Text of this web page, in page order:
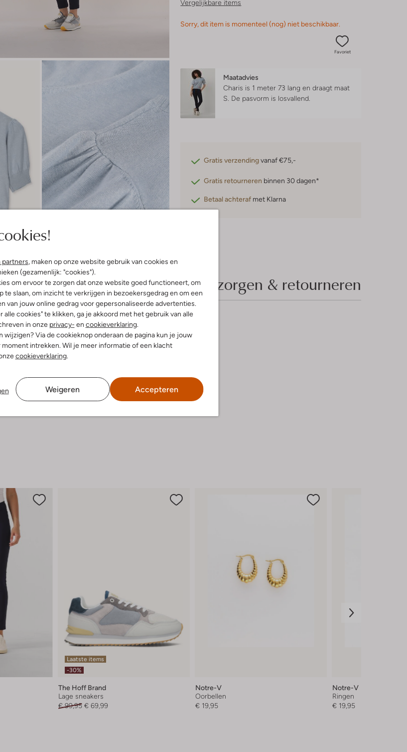
partners, maken op onze website gebruik van cookies en
(gezamenlijk: "cookies").
om ervoor te zorgen dat onze website goed functioneert, om
te slaan, om inzicht te verkrijgen in bezoekersgedrag en om een
van jouw online gedrag voor gepersonaliseerde advertenties.
alle cookies" te klikken, ga je akkoord met het gebruik van alle
in onze privacy- en cookieverklaring.
wijzigen? Via de cookieknop onderaan de pagina kun je jouw
intrekken. Wil je meer informatie of een klacht
cookieverklaring.
Weigeren Accepteren
Vergelijkbare items
Sorry, dit item is momenteel (nog) niet beschikbaar.
Favoriet
Maatadvies
Charis is 1 meter 73 lang en draagt maat
S. De pasvorm is losvallend
Gratis verzendingvanaf €75,-
Gratis retourneren binnen 30 dagen*
Betaal achteraf met Klarna
Product informatie Bezorgen & retourneren
Laatste items
-30%
The Hoff Brand
Lage sneakers
€ 99,95 € 69,99
Notre-V
Oorbellen
€ 19,95
Notre-V
Ringen
€ 19,95